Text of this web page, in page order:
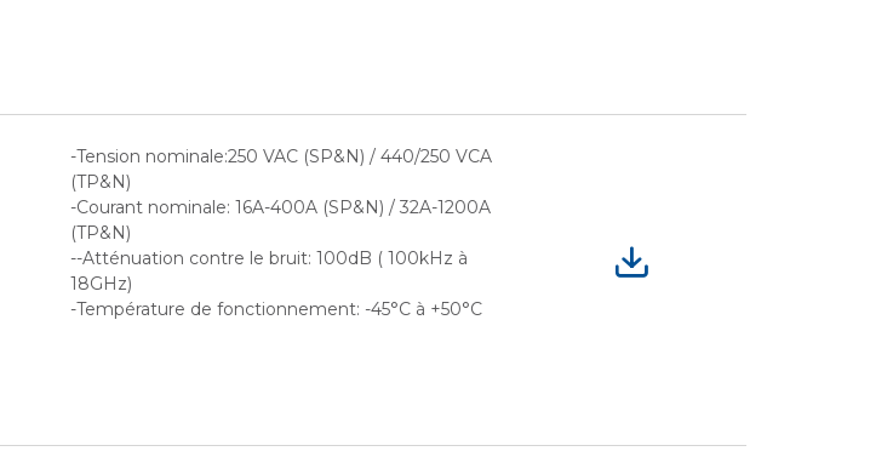
-Tension nominale:250 VAC (SP&N) / 440/250 VCA
(TP&N)
-Courant nominale: 16A-400A (SP&N) / 32A-1200A
(TP&N)
--Atténuation contre le bruit: 100dB ( 100kHz à
18GHz)
-Température de fonctionnement: -45°C à +50°C